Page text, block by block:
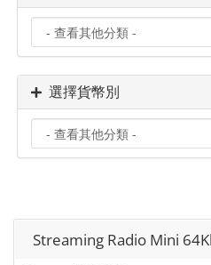
選擇貨幣別
Streaming Radio Mini